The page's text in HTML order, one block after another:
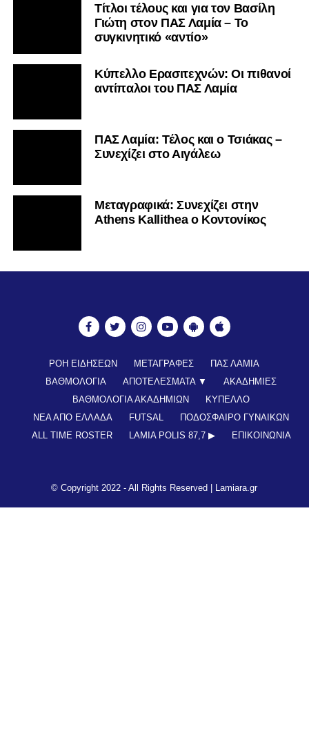
Τίτλοι τέλους και για τον Βασίλη
Γιώτη στον ΠΑΣ Λαμία – Το
συγκινητικό «αντίο»
Κύπελλο Ερασιτεχνών: Οι πιθανοί
αντίπαλοι του ΠΑΣ Λαμία
ΠΑΣ Λαμία: Τέλος και ο Τσιάκας –
Συνεχίζει στο Αιγάλεω
Mεταγραφικά: Συνεχίζει στην
Athens Kallithea ο Κοντονίκος
ΡΟΗ ΕΙΔΗΣΕΩΝ ΜΕΤΑΓΡΑΦΕΣ
ΠΑΣ ΛΑΜΙΑ
ΒΑΘΜΟΛΟΓΙΑ
ΑΠΟΤΕΛΕΣΜΑΤΑ ▼
ΑΚΑΔΗΜΙΕΣ
ΒΑΘΜΟΛΟΓΙΑ ΑΚΑΔΗΜΙΩΝ
ΚΥΠΕΛΛΟ
ΝΕΑ ΑΠΟ ΕΛΛΑΔΑ
FUTSAL
ΠΟΔΟΣΦΑΙΡΟ ΓΥΝΑΙΚΩΝ
ALL TIME ROSTER
LAMIA POLIS 87,7 ▶︎ ΕΠΙΚΟΙΝΩΝΊΑ
© Copyright 2022 - All Rights Reserved | Lamiara.gr